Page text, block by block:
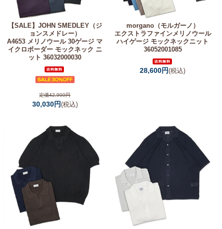
【SALE】 JOHN SMEDLEY（ジ
ョンスメドレー）
A4653 メリノウール 30ゲージ マ
イクロボーダー モックネック ニ
ット 36032000030
定価42,900円
30,030円(税込)
morgano（モルガーノ）
エクストラファインメリノウール
ハイゲージ モックネックニット
36052001085
28,600円(税込)